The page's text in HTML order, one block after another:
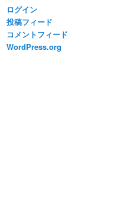
ログイン
投稿フィード
コメントフィード
WordPress.org